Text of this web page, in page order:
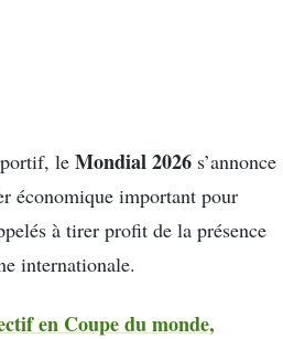
le Mondial 2026 s’annonce
économique important pour
à tirer profit de la présence
internationale.
en Coupe du monde,